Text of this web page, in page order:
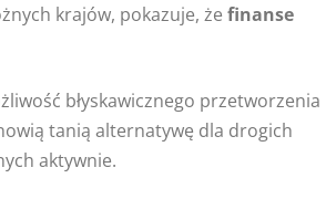
krajów, pokazuje, że finanse
błyskawicznego przetworzenia
tanią alternatywę dla drogich
aktywnie.